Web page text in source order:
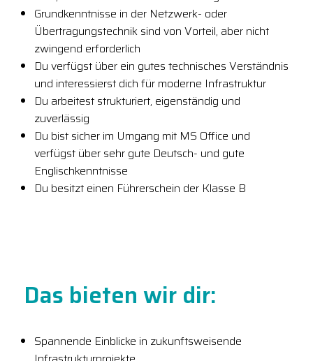
Grundkenntnisse in der Netzwerk- oder
Übertragungstechnik sind von Vorteil, aber nicht
zwingend erforderlich
Du verfügst über ein gutes technisches Verständnis
und interessierst dich für moderne Infrastruktur
Du arbeitest strukturiert, eigenständig und
zuverlässig
Du bist sicher im Umgang mit MS Office und
verfügst über sehr gute Deutsch- und gute
Englischkenntnisse
Du besitzt einen Führerschein der Klasse B
Das bieten wir dir:
Spannende Einblicke in zukunftsweisende